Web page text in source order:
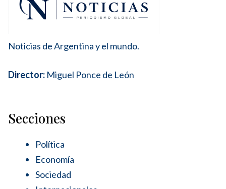
Noticias de Argentina y el mundo.
Director: Miguel Ponce de León
Secciones
Política
Economía
Sociedad